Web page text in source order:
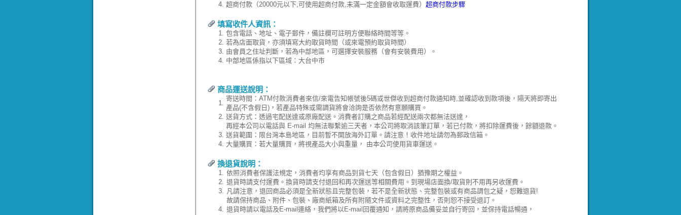
4. 超商付款（20000元以下,可使用超商付款,未滿一定金額會收取運費） 超商付款步驟
填寫收件人資訊：
1. 包含電話、地址、電子郵件，備註欄可註明方便聯絡時間等等。
2. 若為店面取貨，亦須填寫大約取貨時間（或來電預約取貨時間）
3. 由會員之住址判斷，若為中部地區 ，可選擇安裝服務（會有安裝費用）。
4. 中部地區係指以下區域：大台中市
商品運送說明：
1.
寄送時間：ATM付款消費者來信/來電告知帳號後5碼或世傑收到超商付款通知時,並確認收到款項後，隔天將即寄出
產品(不含假日)，若產品特殊或需調貨將會洽詢是否依然有意願購買。
2. 送貨方式：透過宅配送達或原廠配送。消費者訂購之商品若經配送兩次都無法送達，
再經本公司以電話與 E-mail 均無法聯繫逾三天者，本公司將取消該筆訂單，若已付款，將扣除運費後，餘額退款。
3. 送貨範圍：限台灣本島地區，目前暫不開放海外訂單。請注意！收件地址請勿為郵政信箱。
4. 大量購買：若大量購買，將視產品大小與重量， 由本公司使用貨車運送。
換退貨說明：
1. 依照消費者保護法規定，消費者均享有商品到貨七天（包含假日）猶豫期之權益。
2. 退貨時請支付運費。換貨時請支付退回和再次運送等相關費用。到現場店面換/取貨則不用再另收運費。
3. 凡請注意，退回商品必須是全新狀態且完整包裝，若不是全新狀態、完整包裝或有商品調包之疑，恕難退貨!
故請保持商品、附件、包裝、廠商紙箱及所有附隨文件或資料之完整性，否則恕不接受退訂。
4. 退貨時請以電話及E-mail連絡，我們將以E-mail回覆通知，請將原商品備妥並自行寄回，並保持電話暢通，